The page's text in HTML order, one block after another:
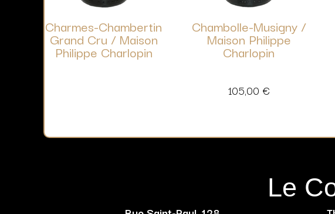
Charmes-Chambertin
Grand Cru / Maison
Philippe Charlopin
Chambolle-Musigny /
Maison Philippe
Charlopin
105,00 €
Le